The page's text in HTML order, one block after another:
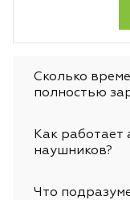
Сколько
полностью
Как работает
наушников?
Что